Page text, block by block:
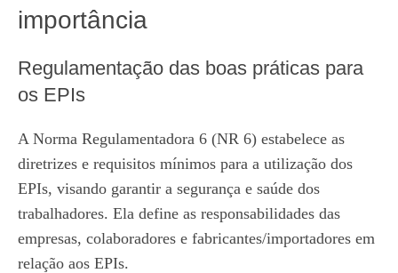
importância
Regulamentação das boas práticas para
os EPIs
A Norma Regulamentadora 6 (NR 6) estabelece as
diretrizes e requisitos mínimos para a utilização dos
EPIs, visando garantir a segurança e saúde dos
trabalhadores. Ela define as responsabilidades das
empresas, colaboradores e fabricantes/importadores em
relação aos EPIs.